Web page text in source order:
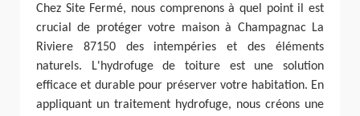
Chez Site Fermé, nous comprenons à quel point il est
crucial de protéger votre maison à Champagnac La
Riviere 87150 des intempéries et des éléments
naturels. L'hydrofuge de toiture est une solution
efficace et durable pour préserver votre habitation. En
appliquant un traitement hydrofuge, nous créons une